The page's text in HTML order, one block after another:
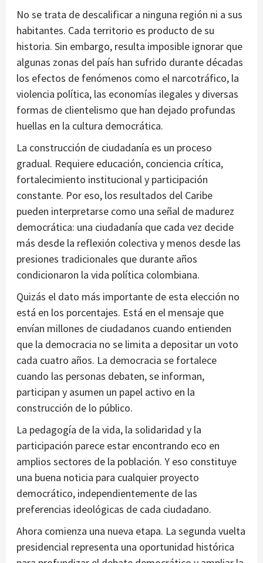
No se trata de descalificar a ninguna región ni a sus
habitantes. Cada territorio es producto de su
historia. Sin embargo, resulta imposible ignorar que
algunas zonas del país han sufrido durante décadas
los efectos de fenómenos como el narcotráfico, la
violencia política, las economías ilegales y diversas
formas de clientelismo que han dejado profundas
huellas en la cultura democrática.
La construcción de ciudadanía es un proceso
gradual. Requiere educación, conciencia crítica,
fortalecimiento institucional y participación
constante. Por eso, los resultados del Caribe
pueden interpretarse como una señal de madurez
democrática: una ciudadanía que cada vez decide
más desde la reflexión colectiva y menos desde las
presiones tradicionales que durante años
condicionaron la vida política colombiana.
Quizás el dato más importante de esta elección no
está en los porcentajes. Está en el mensaje que
envían millones de ciudadanos cuando entienden
que la democracia no se limita a depositar un voto
cada cuatro años. La democracia se fortalece
cuando las personas debaten, se informan,
participan y asumen un papel activo en la
construcción de lo público.
La pedagogía de la vida, la solidaridad y la
participación parece estar encontrando eco en
amplios sectores de la población. Y eso constituye
una buena noticia para cualquier proyecto
democrático, independientemente de las
preferencias ideológicas de cada ciudadano.
Ahora comienza una nueva etapa. La segunda vuelta
presidencial representa una oportunidad histórica